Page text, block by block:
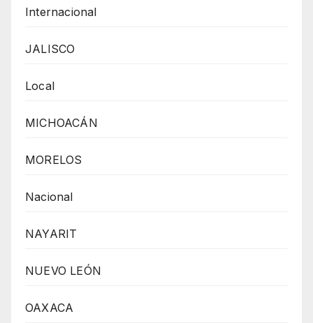
Internacional
JALISCO
Local
MICHOACÁN
MORELOS
Nacional
NAYARIT
NUEVO LEÓN
OAXACA